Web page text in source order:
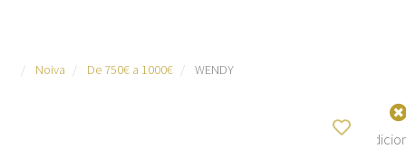
Noiva De 750€ a 1000€ WENDY